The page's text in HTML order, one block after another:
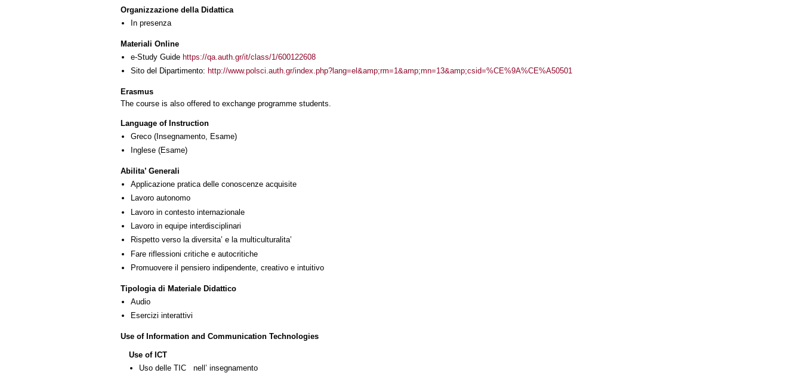
Organizzazione della Didattica
In presenza
Materiali Online
e-Study Guide https://qa.auth.gr/it/class/1/600122608
Sito del Dipartimento: http://www.polsci.auth.gr/index.php?lang=el&amp;rm=1&amp;mn=13&amp;csid=%CE%9A%CE%A50501
Erasmus
The course is also offered to exchange programme students.
Language of Instruction
Greco (Insegnamento, Esame)
Inglese (Esame)
Abilita’ Generali
Applicazione pratica delle conoscenze acquisite
Lavoro autonomo
Lavoro in contesto internazionale
Lavoro in equipe interdisciplinari
Rispetto verso la diversita’ e la multiculturalita’
Fare riflessioni critiche e autocritiche
Promuovere il pensiero indipendente, creativo e intuitivo
Tipologia di Materiale Didattico
Audio
Esercizi interattivi
Use of Information and Communication Technologies
Use of ICT
Uso delle TIC nell’ insegnamento